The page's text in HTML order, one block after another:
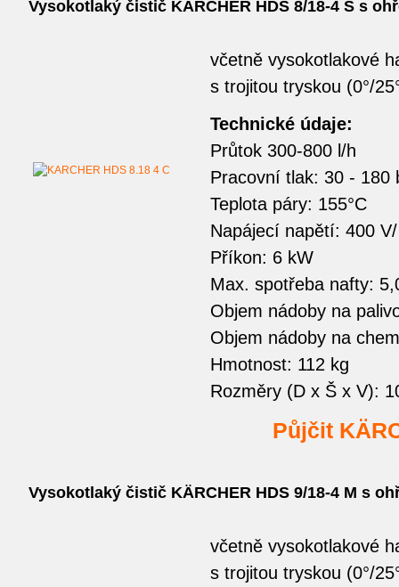
Vysokotlaký čistič KÄRCHER HDS 8/18-4 S s
včetně vysokotlakové
s trojitou tryskou (0°/
Technické údaje:
Průtok 300-800 l/h
Pracovní tlak: 30 - 180
Teplota páry: 155°C
Napájecí napětí: 400
Příkon: 6 kW
Max. spotřeba nafty:
Objem nádoby na
Objem nádoby na
Hmotnost: 112 kg
Rozměry (D x Š x V):
Půjčit
Vysokotlaký čistič KÄRCHER HDS 9/18-4 M s
včetně vysokotlakové
s trojitou tryskou (0°/